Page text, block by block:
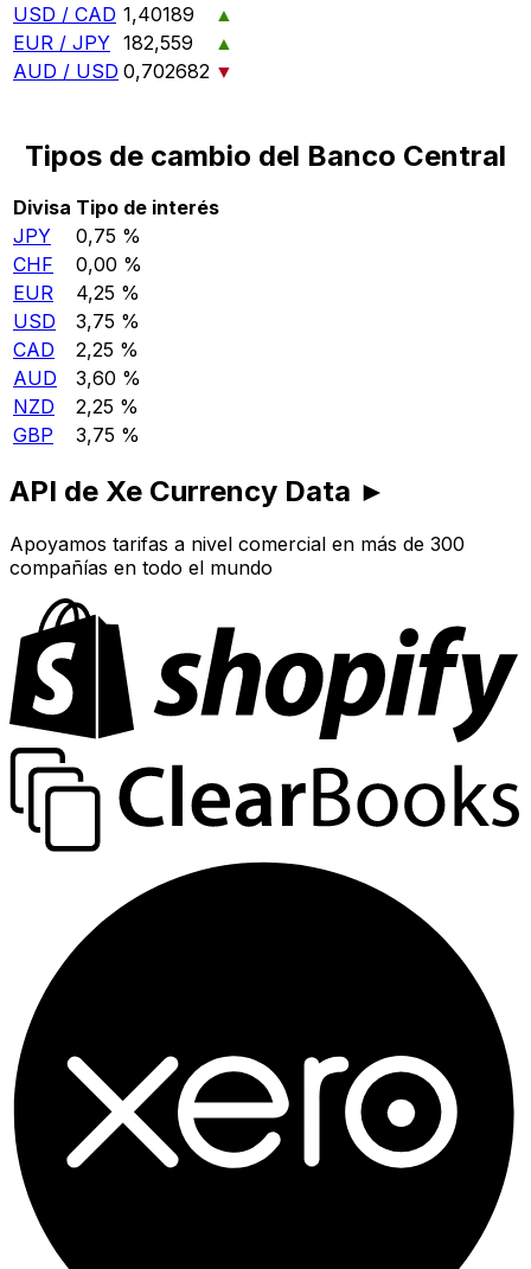
USD / CAD 1,40189
▲
EUR / JPY 182,559
▲
AUD / USD 0,702682 ▼
Tipos de cambio del Banco Central
Divisa Tipo de interés
JPY
0,75 %
CHF
0,00 %
EUR
4,25 %
USD
3,75 %
CAD
2,25 %
AUD
3,60 %
NZD
2,25 %
GBP
3,75 %
API de Xe Currency Data ►
Apoyamos tarifas a nivel comercial en más de 300
compañías en todo el mundo